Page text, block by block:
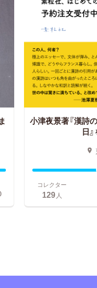
小津夜景著『漢詩
日
コレクター
129人